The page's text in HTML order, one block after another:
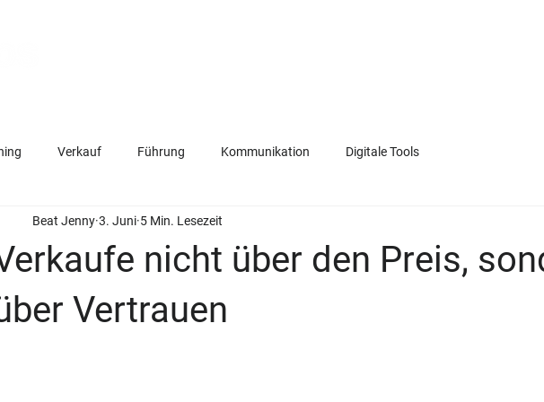
Verkauf Führung Kommunikation Digitale Tools
nicht über den Preis,
Vertrauen
Beat Jenny 3. Juni 5 Min. Lesezeit